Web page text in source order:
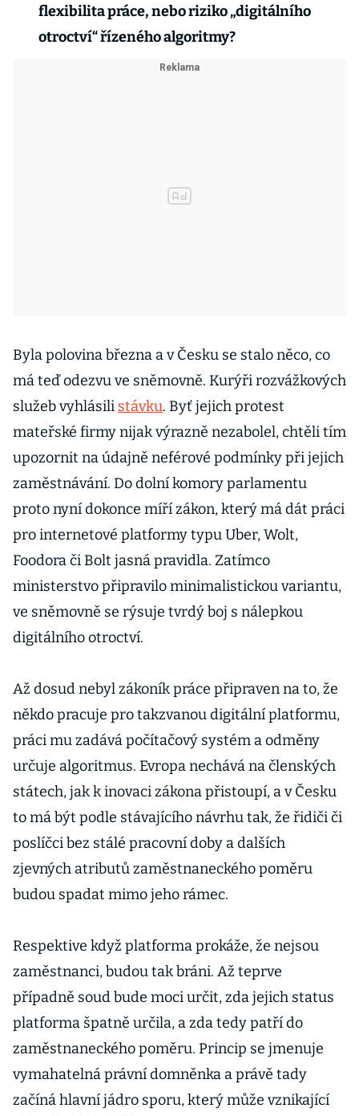
flexibilita práce, nebo riziko „digitálního
otroctví“ řízeného algoritmy?
Byla polovina března a v Česku se stalo něco, co
má teď odezvu ve sněmovně. Kurýři rozvážkových
služeb vyhlásili stávku. Byť jejich protest
mateřské firmy nijak výrazně nezabolel, chtěli tím
upozornit na údajně neférové podmínky při jejich
zaměstnávání. Do dolní komory parlamentu
proto nyní dokonce míří zákon, který má dát práci
pro internetové platformy typu Uber, Wolt,
Foodora či Bolt jasná pravidla. Zatímco
ministerstvo připravilo minimalistickou variantu,
ve sněmovně se rýsuje tvrdý boj s nálepkou
digitálního otroctví.
Až dosud nebyl zákoník práce připraven na to, že
někdo pracuje pro takzvanou digitální platformu,
práci mu zadává počítačový systém a odměny
určuje algoritmus. Evropa nechává na členských
státech, jak k inovaci zákona přistoupí, a v Česku
to má být podle stávajícího návrhu tak, že řidiči či
poslíčci bez stálé pracovní doby a dalších
zjevných atributů zaměstnaneckého poměru
budou spadat mimo jeho rámec.
Respektive když platforma prokáže, že nejsou
zaměstnanci, budou tak bráni. Až teprve
případně soud bude moci určit, zda jejich status
platforma špatně určila, a zda tedy patří do
zaměstnaneckého poměru. Princip se jmenuje
vymahatelná právní domněnka a právě tady
začíná hlavní jádro sporu, který může vznikající